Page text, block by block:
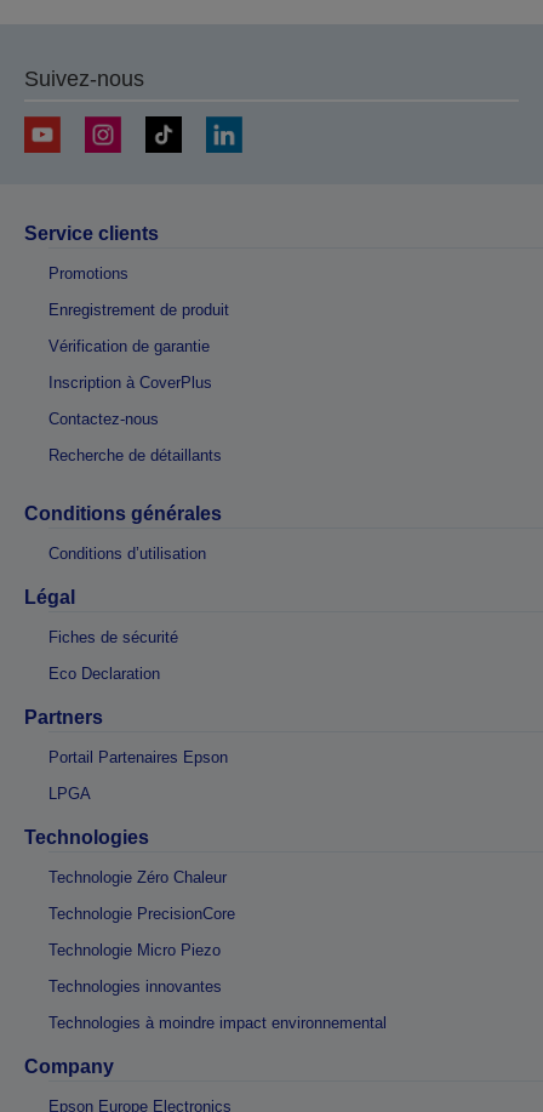
Suivez-nous
Service clients
Promotions
Enregistrement de produit
Vérification de garantie
Inscription à CoverPlus
Contactez-nous
Recherche de détaillants
Conditions générales
Conditions d’utilisation
Légal
Fiches de sécurité
Eco Declaration
Partners
Portail Partenaires Epson
LPGA
Technologies
Technologie Zéro Chaleur
Technologie PrecisionCore
Technologie Micro Piezo
Technologies innovantes
Technologies à moindre impact environnemental
Company
Epson Europe Electronics